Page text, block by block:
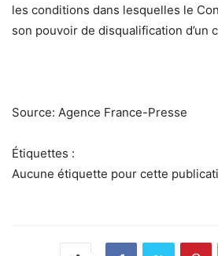
les conditions dans lesquelles le
son pouvoir de disqualification d’un
Source: Agence France-Presse
Étiquettes :
Aucune étiquette pour cette